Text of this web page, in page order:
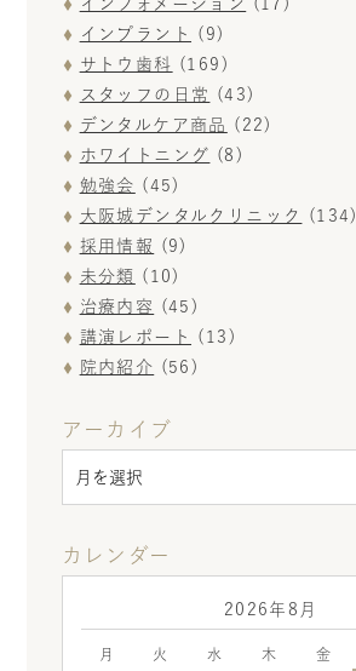
インフォメーション
(17)
インプラント
(9)
サトウ歯科 (169)
スタッフの日常
(43)
デンタルケア商品
(22)
ホワイトニング (8)
勉強会 (45)
大阪城デンタルクリニック
(134)
採用情報
(9)
未分類
(10)
治療内容
(45)
講演レポート
(13)
院内紹介 (56)
アーカイブ
カレンダー
2026年8月
月 火 水 木 金